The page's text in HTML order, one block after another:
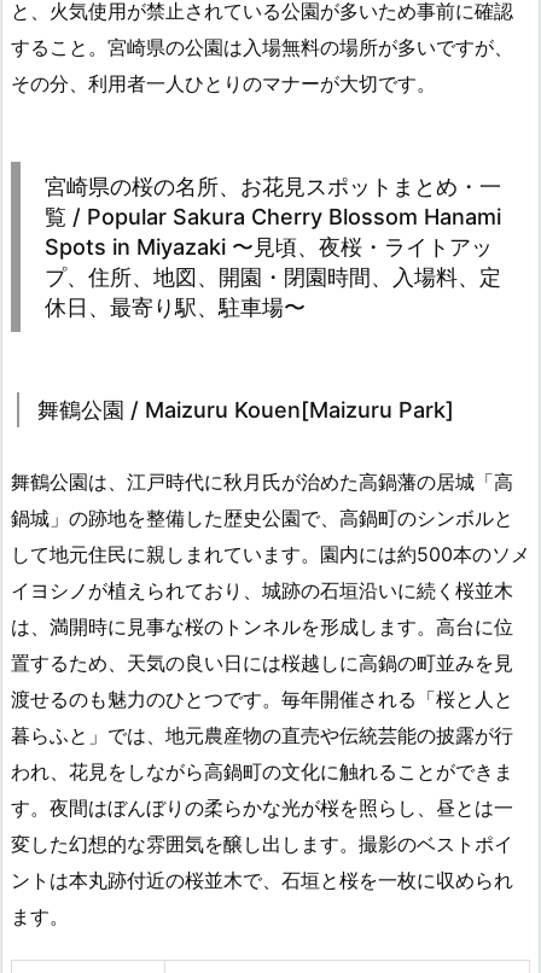
と、火気使用が禁止されている公園が多いため事前に確認
すること。宮崎県の公園は入場無料の場所が多いですが、
その分、利用者一人ひとりのマナーが大切です。
宮崎県の桜の名所、お花見スポットまとめ・一
覧 / Popular Sakura Cherry Blossom Hanami
Spots in Miyazaki 〜見頃、夜桜・ライトアッ
プ、住所、地図、開園・閉園時間、入場料、定
休日、最寄り駅、駐車場〜
舞鶴公園 / Maizuru Kouen[Maizuru Park]
舞鶴公園は、江戸時代に秋月氏が治めた高鍋藩の居城「高
鍋城」の跡地を整備した歴史公園で、高鍋町のシンボルと
して地元住民に親しまれています。園内には約500本のソメ
イヨシノが植えられており、城跡の石垣沿いに続く桜並木
は、満開時に見事な桜のトンネルを形成します。高台に位
置するため、天気の良い日には桜越しに高鍋の町並みを見
渡せるのも魅力のひとつです。毎年開催される「桜と人と
暮らふと」では、地元農産物の直売や伝統芸能の披露が行
われ、花見をしながら高鍋町の文化に触れることができま
す。夜間はぼんぼりの柔らかな光が桜を照らし、昼とは一
変した幻想的な雰囲気を醸し出します。撮影のベストポイ
ントは本丸跡付近の桜並木で、石垣と桜を一枚に収められ
ます。